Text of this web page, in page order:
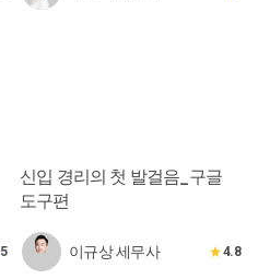
5
신입 경리의 첫 발걸음_구글
도구편
이규상 세무사 4.8